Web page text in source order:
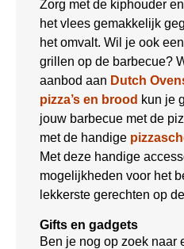
Zorg met de kiphouder
het vlees gemakkelijk
het omvalt. Wil je ook
grillen op de barbecue?
aanbod aan Dutch
pizza’s en brood kun je
jouw barbecue met de
met de handige
Met deze handige
mogelijkheden voor het
lekkerste gerechten op
Gifts en gadgets
Ben je nog op zoek naar